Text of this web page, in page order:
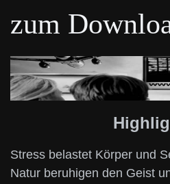
zum
Stress belastet Körper und
Natur beruhigen den Geist